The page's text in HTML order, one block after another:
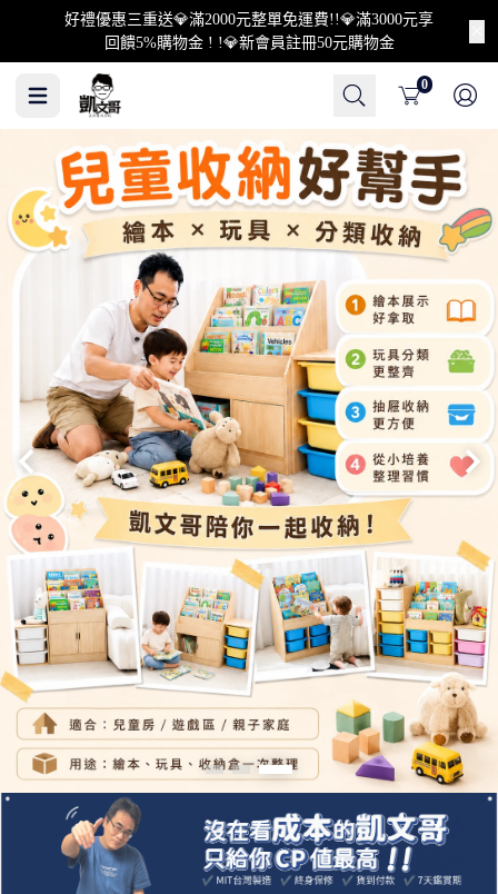
好禮優惠三重送💎滿2000元整單免運費!!💎滿3000元享
回饋5%購物金 ! !💎新會員註冊50元購物金
Cart 0
不鏽鋼 實木/木心板傢俱